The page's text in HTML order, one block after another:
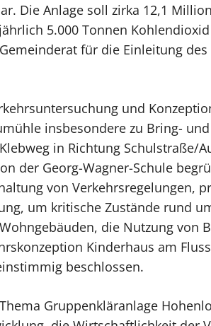
Die Anlage soll zirka 12,1
5.000 Tonnen Kohlendioxid
für die Einleitung des
und
insbesondere zu Bring-
in Richtung Schulstraße/
der Georg-Wagner-Schule
von Verkehrsregelungen,
um kritische Zustände rund
die Nutzung von
Kinderhaus am
beschlossen.
Gruppenkläranlage